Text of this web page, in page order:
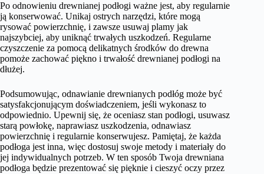
Po odnowieniu drewnianej podłogi ważne jest, aby regularnie
ją konserwować. Unikaj ostrych narzędzi, które mogą
rysować powierzchnię, i zawsze usuwaj plamy jak
najszybciej, aby uniknąć trwałych uszkodzeń. Regularne
czyszczenie za pomocą delikatnych środków do drewna
pomoże zachować piękno i trwałość drewnianej podłogi na
dłużej.
Podsumowując, odnawianie drewnianych podłóg może być
satysfakcjonującym doświadczeniem, jeśli wykonasz to
odpowiednio. Upewnij się, że oceniasz stan podłogi, usuwasz
starą powłokę, naprawiasz uszkodzenia, odnawiasz
powierzchnię i regularnie konserwujesz. Pamiętaj, że każda
podłoga jest inna, więc dostosuj swoje metody i materiały do
jej indywidualnych potrzeb. W ten sposób Twoja drewniana
podłoga będzie prezentować się pięknie i cieszyć oczy przez